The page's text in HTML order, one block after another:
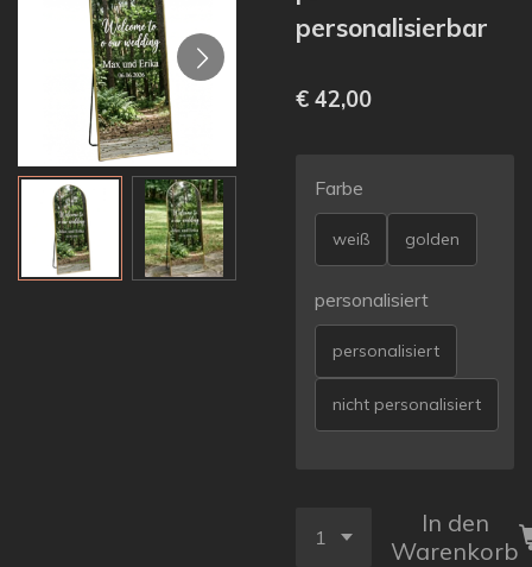
personalisierbar
€ 42,00
Farbe
weiß golden
personalisiert
personalisiert
nicht personalisiert
In den
Warenkorb